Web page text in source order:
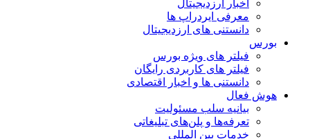
اخبار ارزدیجیتال
معرفی ایردراپ ها
دانستنی های ارزدیجیتال
بورس
فیلتر های ویژه بورس
فیلتر های کاربردی رایگان
دانستنی ها و اخبار اقتصادی
هوش فعال
بیانیه سلب مسئولیت
تعرفه‌ها و پلن‌های تبلیغاتی
خدمات بین المللی